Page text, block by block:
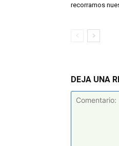
recorramos
DEJA UNA